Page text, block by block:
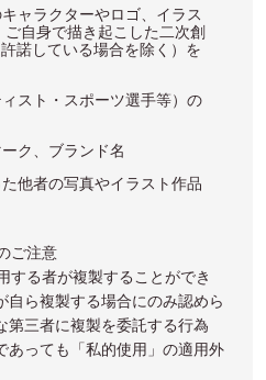
ャラクターやロゴ、イラス
自身で描き起こした二次創
諾している場合を除く）を
スト・スポーツ選手等）の
ク、ブランド名
他者の写真やイラスト作品
ご注意
する者が複製することができ
自ら複製する場合にのみ認めら
三者に複製を委託する行為
あっても「私的使用」の適用外